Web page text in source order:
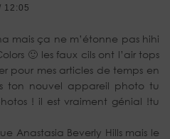
12:05
mais ça ne m’étonne pas hihi
🙂 les faux cils ont l’air tops
pour mes articles de temps en
ton nouvel appareil photo tu
! il est vraiment génial !tu
Anastasia Beverly Hills mais le